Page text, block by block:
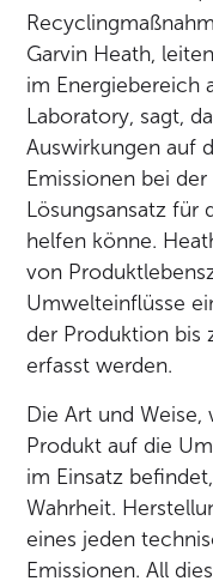
Garvin Heath,
im Energiebereich
Laboratory, sagt,
Auswirkungen auf
Emissionen bei
Lösungsansatz für
helfen könne.
von
Umwelteinflüsse
der Produktion bis
erfasst werden.
Die Art und
Produkt auf die
im Einsatz
Wahrheit.
eines jeden
Emissionen. All